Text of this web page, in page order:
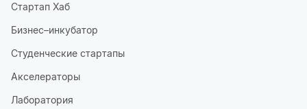
Стартап Хаб
Бизнес–инкубатор
Студенческие стартапы
Акселераторы
Лаборатория